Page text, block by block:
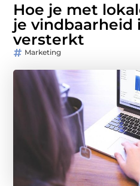
Hoe je met
je vindbaarheid
versterkt
Marketing